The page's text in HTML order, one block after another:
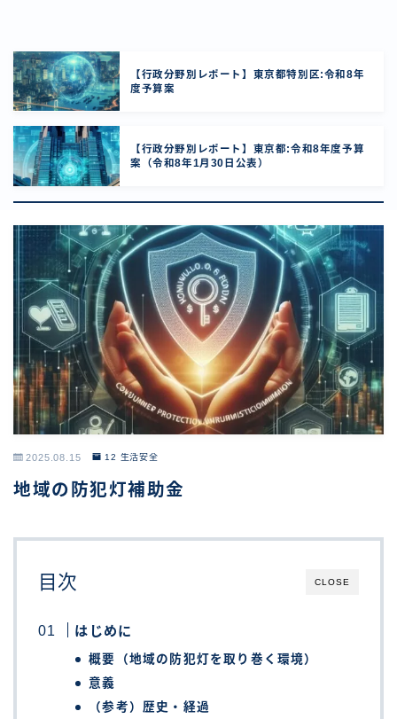
【行政分野別レポート】東京都特別区:令和8年
度予算案
【行政分野別レポート】東京都:令和8年度予算
案（令和8年1月30日公表）
2025.08.15 12 生活安全
地域の防犯灯補助金
CLOSE
目次
はじめに
概要（地域の防犯灯を取り巻く環境）
意義
（参考）歴史・経過